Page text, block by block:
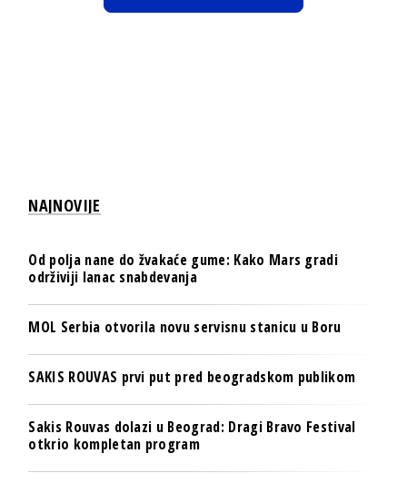
NAJNOVIJE
Od polja nane do žvakaće gume: Kako Mars gradi
održiviji lanac snabdevanja
MOL Serbia otvorila novu servisnu stanicu u Boru
SAKIS ROUVAS prvi put pred beogradskom publikom
Sakis Rouvas dolazi u Beograd: Dragi Bravo Festival
otkrio kompletan program